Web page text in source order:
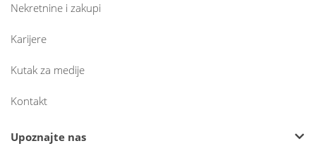
Nekretnine i zakupi
Karijere
Kutak za medije
Kontakt
Upoznajte nas